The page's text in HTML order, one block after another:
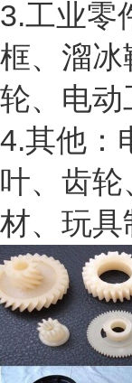
3.工业零
框、溜冰
轮、电动
4.其他：
叶、齿
材、玩具